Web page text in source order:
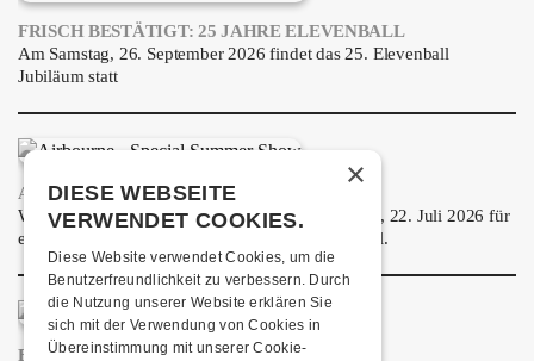
FRISCH BESTÄTIGT: 25 JAHRE ELEVENBALL
Am Samstag, 26. September 2026 findet das 25. Elevenball
Jubiläum statt
AIRBOURNE - SPECIAL SUMMER SHOW
Wow, das ist ein Ding! Airbourne kommen am MI, 22. Juli 2026 für
eine exklusive Special Summer Show ins Kofmehl.
FRISCH BESTÄTIGT: GZUZ
×
DIESE WEBSEITE
VERWENDET COOKIES.
Diese Website verwendet Cookies, um die
Benutzerfreundlichkeit zu verbessern. Durch
die Nutzung unserer Website erklären Sie
sich mit der Verwendung von Cookies in
Übereinstimmung mit unserer Cookie-